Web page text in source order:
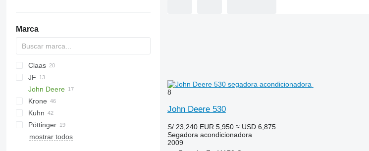
Marca
Claas
Direct Disc
Disco
SM
Slicer
JF
John Deere
331
530
730
990
Krone
AMT
Easycut
Kuhn
FC
Splendimo
MU
Pöttinger
Cat
KDD
R-series
Extra
mostrar todos
8
John Deere 530
S/ 23,240 EUR 5,950 ≈ USD 6,875
Segadora acondicionadora
2009